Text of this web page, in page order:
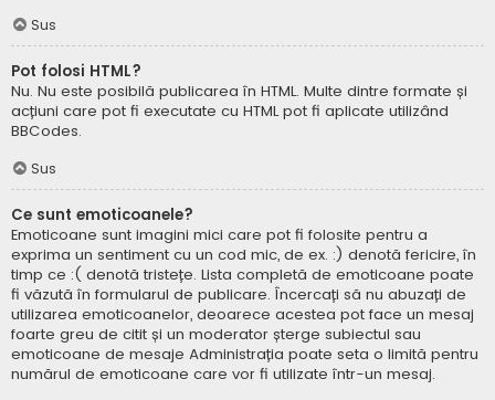
Sus
Pot folosi HTML?
Nu. Nu este posibilă publicarea în HTML. Multe dintre formate și
acțiuni care pot fi executate cu HTML pot fi aplicate utilizând
BBCodes.
Sus
Ce sunt emoticoanele?
Emoticoane sunt imagini mici care pot fi folosite pentru a
exprima un sentiment cu un cod mic, de ex. :) denotă fericire, în
timp ce :( denotă tristețe. Lista completă de emoticoane poate
fi văzută în formularul de publicare. Încercați să nu abuzați de
utilizarea emoticoanelor, deoarece acestea pot face un mesaj
foarte greu de citit și un moderator șterge subiectul sau
emoticoane de mesaje Administrația poate seta o limită pentru
numărul de emoticoane care vor fi utilizate într-un mesaj.